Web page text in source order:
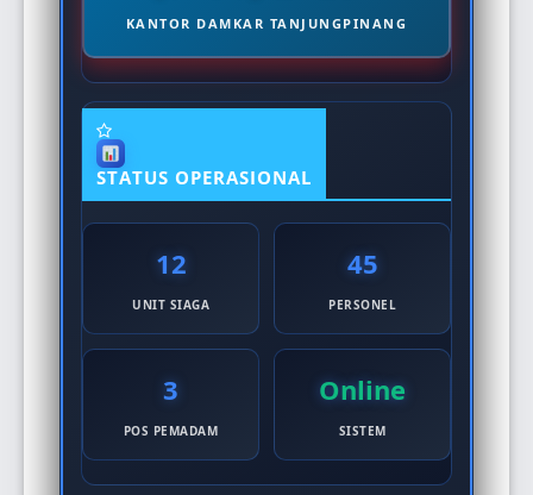
KANTOR DAMKAR TANJUNGPINANG
STATUS OPERASIONAL
12
UNIT SIAGA
45
PERSONEL
3
POS PEMADAM
Online
SISTEM